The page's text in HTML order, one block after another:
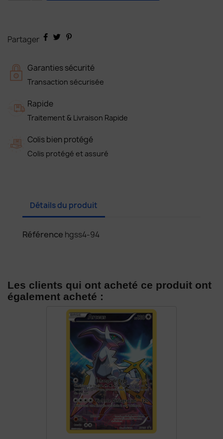
Partager
Garanties sécurité
Transaction sécurisée
Rapide
Traitement & Livraison Rapide
Colis bien protégé
Colis protégé et assuré
Détails du produit
Référence hgss4-94
Les clients qui ont acheté ce produit ont
également acheté :